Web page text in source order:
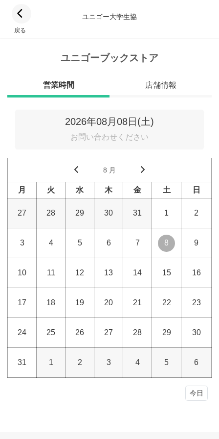
戻る
ユニゴー大学生協
ユニゴーブックストア
営業時間 店舗情報
2026年08月08日(土)
お問い合わせください
8 月
月 火 水 木 金 土 日
27 28 29 30 31 1 2
3 4 5 6 7 8 9
10 11 12 13 14 15 16
17 18 19 20 21 22 23
24 25 26 27 28 29 30
31 1 2 3 4 5 6
今日